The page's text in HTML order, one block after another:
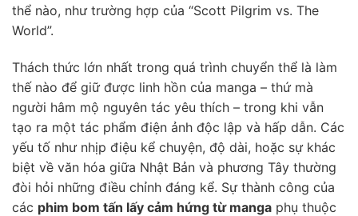
thể nào, như trường hợp của “Scott Pilgrim vs. The
World”.
Thách thức lớn nhất trong quá trình chuyển thể là làm
thế nào để giữ được linh hồn của manga – thứ mà
người hâm mộ nguyên tác yêu thích – trong khi vẫn
tạo ra một tác phẩm điện ảnh độc lập và hấp dẫn. Các
yếu tố như nhịp điệu kể chuyện, độ dài, hoặc sự khác
biệt về văn hóa giữa Nhật Bản và phương Tây thường
đòi hỏi những điều chỉnh đáng kể. Sự thành công của
các phim bom tấn lấy cảm hứng từ manga phụ thuộc